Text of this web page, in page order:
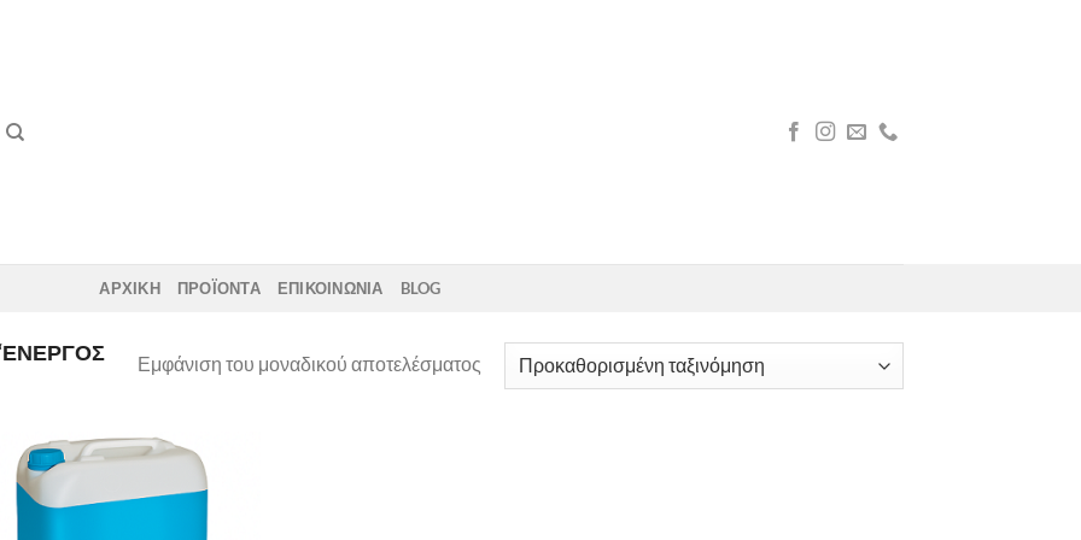
ΑΡΧΙΚΗ ΠΡΟΪΟΝΤΑ ΕΠΙΚΟΙΝΩΝΙΑ BLOG
Εμφάνιση του μοναδικού αποτελέσματος